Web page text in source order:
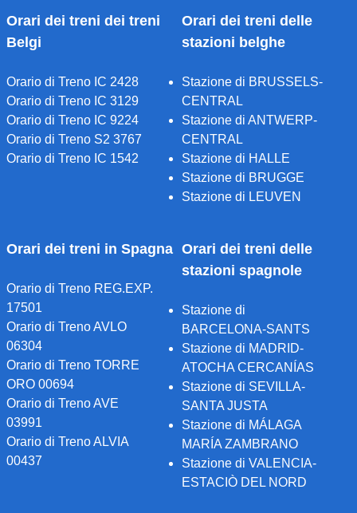
Orari dei treni dei treni
Belgi
Orario di Treno IC 2428
Orario di Treno IC 3129
Orario di Treno IC 9224
Orario di Treno S2 3767
Orario di Treno IC 1542
Orari dei treni delle
stazioni belghe
Stazione di BRUSSELS-
CENTRAL
Stazione di ANTWERP-
CENTRAL
Stazione di HALLE
Stazione di BRUGGE
Stazione di LEUVEN
Orari dei treni in Spagna
Orario di Treno REG.EXP.
17501
Orario di Treno AVLO
06304
Orario di Treno TORRE
ORO 00694
Orario di Treno AVE
03991
Orario di Treno ALVIA
00437
Orari dei treni delle
stazioni spagnole
Stazione di
BARCELONA-SANTS
Stazione di MADRID-
ATOCHA CERCANÍAS
Stazione di SEVILLA-
SANTA JUSTA
Stazione di MÁLAGA
MARÍA ZAMBRANO
Stazione di VALENCIA-
ESTACIÒ DEL NORD